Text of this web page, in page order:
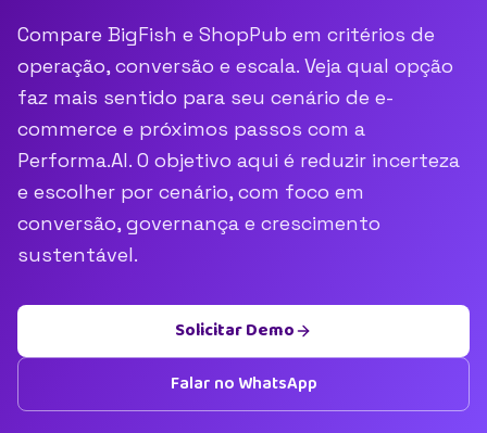
Compare BigFish e ShopPub em critérios de
operação, conversão e escala. Veja qual opção
faz mais sentido para seu cenário de e-
commerce e próximos passos com a
Performa.AI. O objetivo aqui é reduzir incerteza
e escolher por cenário, com foco em
conversão, governança e crescimento
sustentável.
Solicitar Demo
Falar no WhatsApp